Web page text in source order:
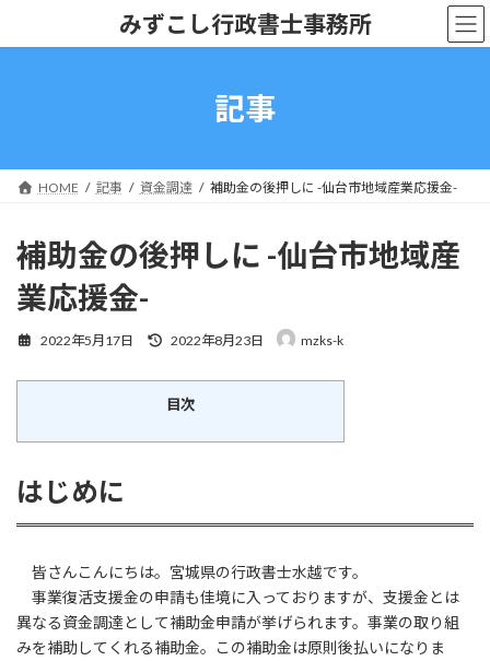
みずこし行政書士事務所
記事
HOME 記事 資金調達 補助金の後押しに -仙台市地域産業応援金-
補助金の後押しに -仙台市地域産
業応援金-
2022年5月17日
最
新
日
2022年8月23日 mzks-k
目次
はじめに
皆さんこんにちは。宮城県の行政書士水越です。
事業復活支援金の申請も佳境に入っておりますが、支援金とは
異なる資金調達として補助金申請が挙げられます。事業の取り組
みを補助してくれる補助金。この補助金は原則後払いになりま